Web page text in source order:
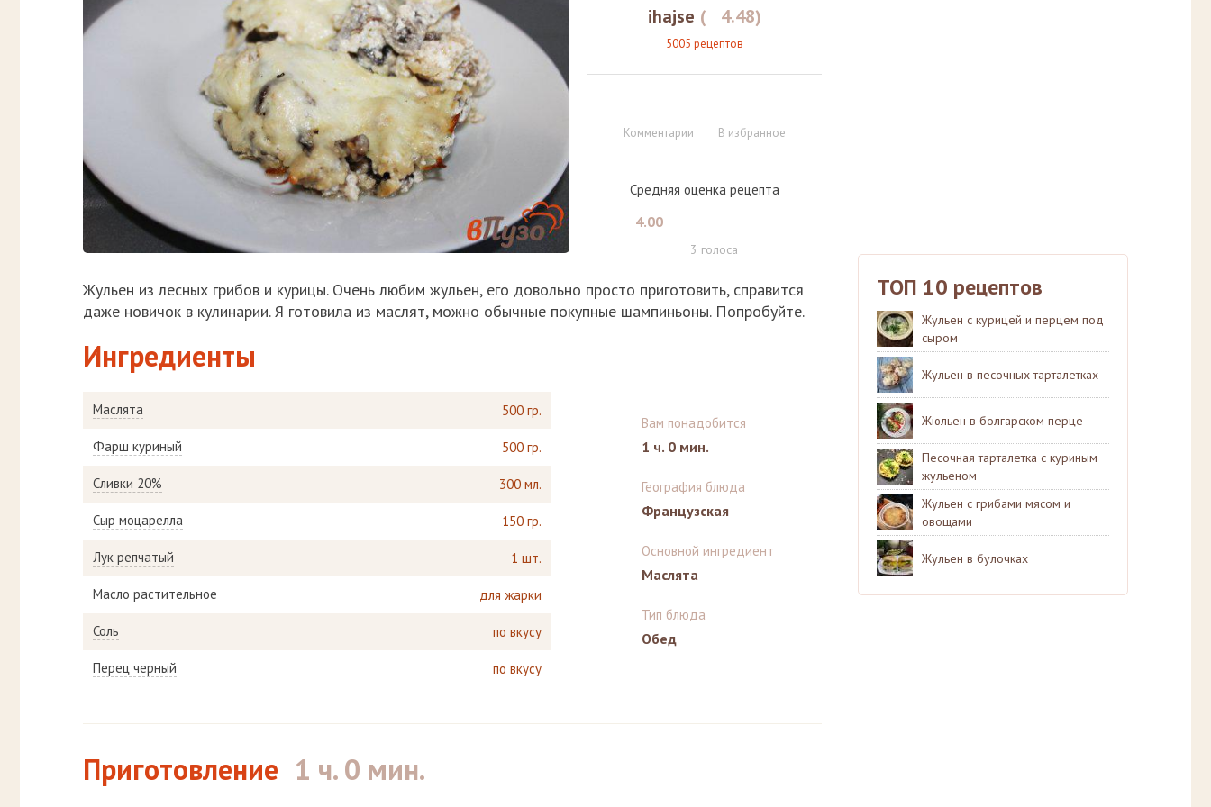
ihajse ( 4.48)
5005 рецептов
Комментарии В избранное
Средняя оценка рецепта
4.00
3 голоса
Жульен из лесных грибов и курицы. Очень любим жульен, его довольно просто приготовить, справится
даже новичок в кулинарии. Я готовила из маслят, можно обычные покупные шампиньоны. Попробуйте.
Ингредиенты
Маслята 500 гр.
Фарш куриный 500 гр.
Сливки 20% 300 мл.
Сыр моцарелла 150 гр.
Лук репчатый 1 шт.
Масло растительное для жарки
Соль по вкусу
Перец черный по вкусу
Вам понадобится
1 ч. 0 мин.
География блюда
Французская
Основной ингредиент
Маслята
Тип блюда
Обед
Приготовление 1 ч. 0 мин.
ТОП 10 рецептов
Жульен с курицей и перцем под
сыром
Жульен в песочных тарталетках
Жюльен в болгарском перце
Песочная тарталетка с куриным
жульеном
Жульен с грибами мясом и
овощами
Жульен в булочках